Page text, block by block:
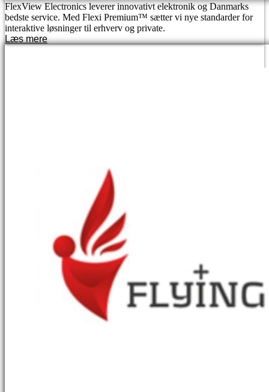
FlexView Electronics leverer innovativt elektronik og Danmarks
bedste service. Med Flexi Premium™ sætter vi nye standarder for
interaktive løsninger til erhverv og private.
Læs mere